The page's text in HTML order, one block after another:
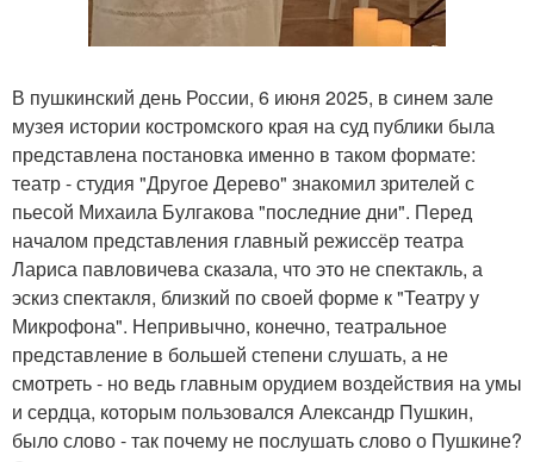
В пушкинский день России, 6 июня 2025, в синем зале
музея истории костромского края на суд публики была
представлена постановка именно в таком формате:
театр - студия "Другое Дерево" знакомил зрителей с
пьесой Михаила Булгакова "последние дни". Перед
началом представления главный режиссёр театра
Лариса павловичева сказала, что это не спектакль, а
эскиз спектакля, близкий по своей форме к "Театру у
Микрофона". Непривычно, конечно, театральное
представление в большей степени слушать, а не
смотреть - но ведь главным орудием воздействия на умы
и сердца, которым пользовался Александр Пушкин,
было слово - так почему не послушать слово о Пушкине?